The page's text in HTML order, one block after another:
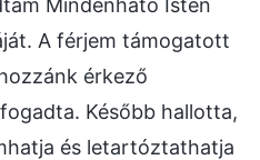
A férjem támogatott
érkező
Később hallotta,
és letartóztathatja